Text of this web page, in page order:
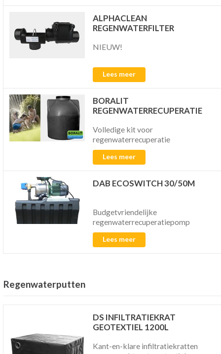
ALPHACLEAN
REGENWATERFILTER
NIEUW!
Lees meer
BORALIT
REGENWATERRECUPERATIE
Volledige kit voor
regenwaterrecuperatie
Lees meer
DAB ECOSWITCH 30/50M
Budgetvriendelijke
regenwaterrecuperatiepomp
Lees meer
Regenwaterputten
DS INFILTRATIEKRAT
GEOTEXTIEL 1200L
Kant-en-klare infiltratiekratten